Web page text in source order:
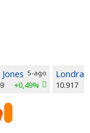
5-ago
+0,49%
Londra
10.917